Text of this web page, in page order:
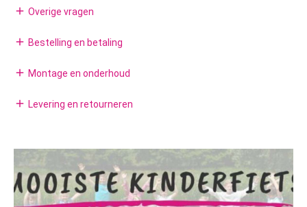
add Overige vragen
add Bestelling en betaling
add Montage en onderhoud
add Levering en retourneren